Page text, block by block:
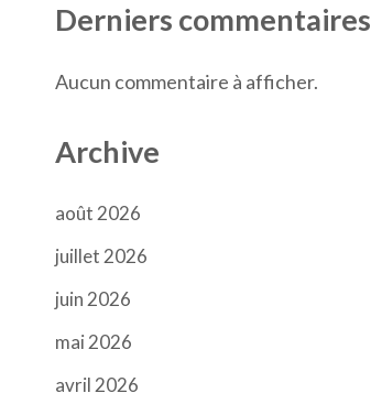
Derniers commentaires
Aucun commentaire à afficher.
Archive
août 2026
juillet 2026
juin 2026
mai 2026
avril 2026